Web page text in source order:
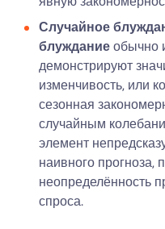
Случайное
блуждание обычно
демонстрируют
изменчивость, или
сезонная
случайным
элемент
наивного прогноза,
неопределённость
спроса.